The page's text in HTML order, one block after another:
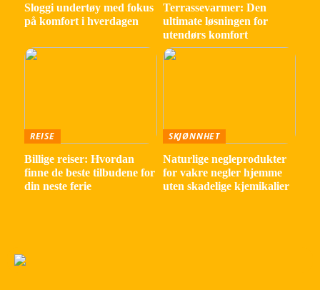
Sloggi undertøy med fokus
på komfort i hverdagen
Terrassevarmer: Den
ultimate løsningen for
utendørs komfort
REISE
Billige reiser: Hvordan
finne de beste tilbudene for
din neste ferie
SKJØNNHET
Naturlige negleprodukter
for vakre negler hjemme
uten skadelige kjemikalier